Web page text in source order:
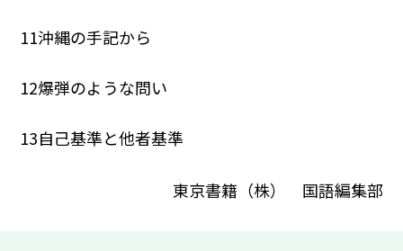
11沖縄の手記から
12爆弾のような問い
13自己基準と他者基準
東京書籍（株） 国語編集部